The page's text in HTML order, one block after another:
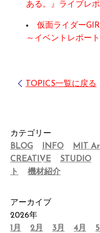
ある。』ライブレポ
仮面ライダー
～イベントレポート
TOPICS一覧に戻る
カテゴリー
BLOG
INFO MIT
CREATIVE
STUDIO
ト
機材紹介
アーカイブ
2026年
1月
2月 3月 4月